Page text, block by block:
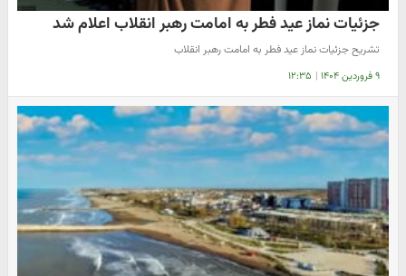
جزئیات نماز عید فطر به امامت رهبر انقلاب اعلام شد
تشریح جزئیات نماز عید فطر به امامت رهبر انقلاب
۹ فروردین ۱۴۰۴ | ۱۲:۳۵